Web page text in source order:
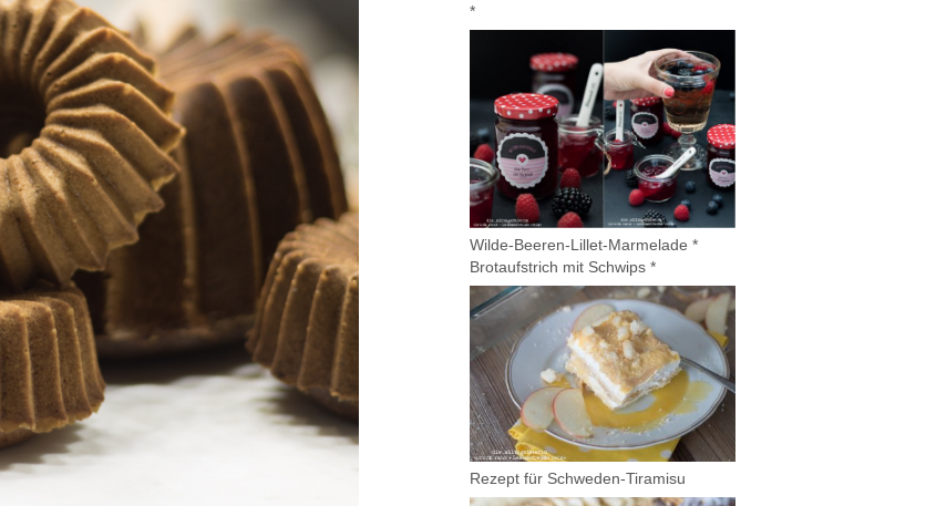
*
Wilde-Beeren-Lillet-Marmelade *
Brotaufstrich mit Schwips *
Rezept für Schweden-Tiramisu